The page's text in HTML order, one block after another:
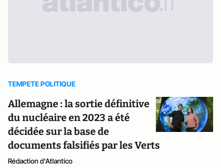
TEMPETE POLITIQUE
Allemagne : la sortie définitive
du nucléaire en 2023 a été
décidée sur la base de
documents falsifiés par les Verts
Rédaction d'Atlantico